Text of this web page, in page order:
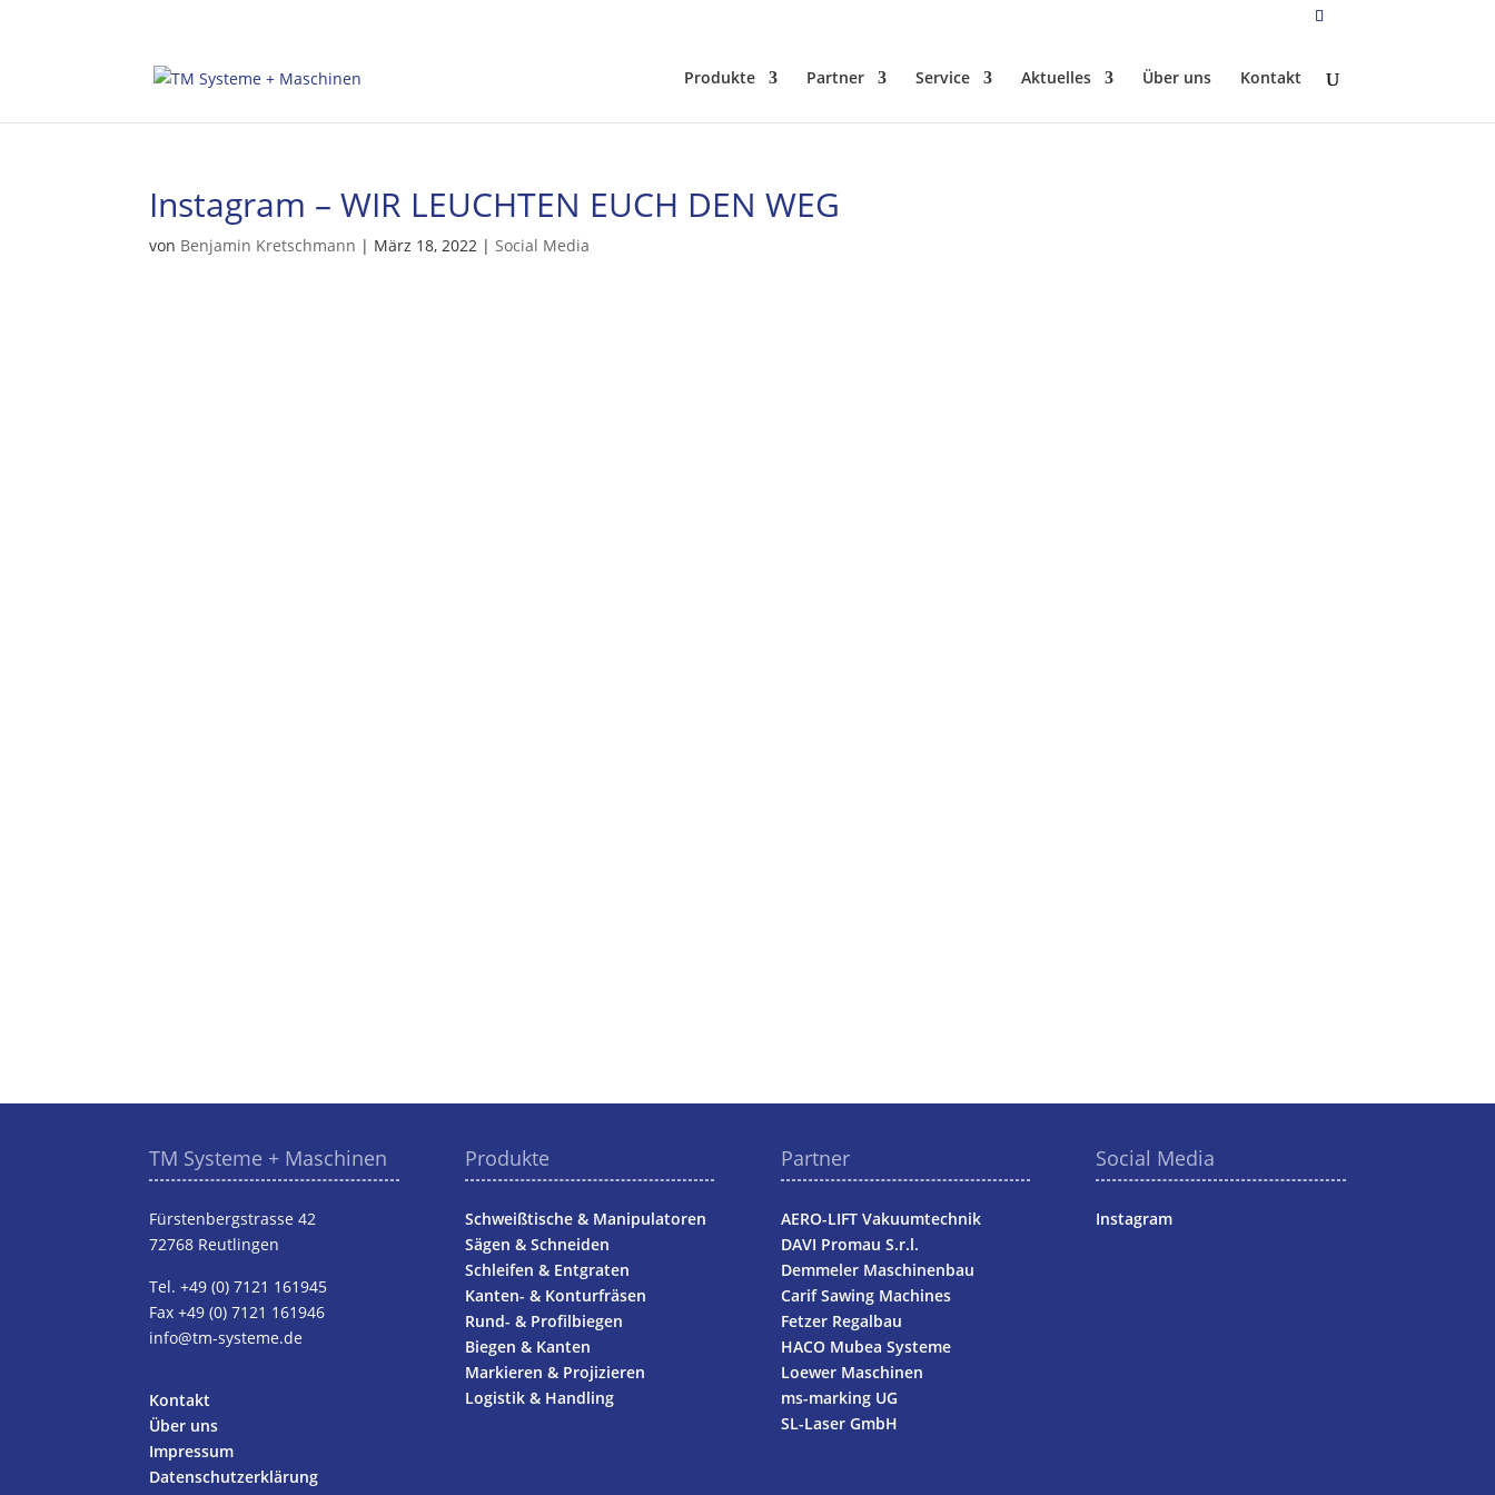
Produkte Partner Service Aktuelles Über uns Kontakt
Instagram – WIR LEUCHTEN EUCH DEN WEG
von Benjamin Kretschmann | März 18, 2022 |Social Media
TM Systeme + Maschinen
Fürstenbergstrasse 42
72768 Reutlingen
Tel.+49 (0) 7121 161945
Fax +49 (0) 7121 161946
info@tm-systeme.de
Kontakt
Über uns
Impressum
Datenschutzerklärung
Produkte
Schweißtische & Manipulatoren
Sägen & Schneiden
Schleifen & Entgraten
Kanten- & Konturfräsen
Rund- & Profilbiegen
Biegen & Kanten
Markieren & Projizieren
Logistik & Handling
Partner
AERO-LIFT Vakuumtechnik
DAVI Promau S.r.l.
Demmeler Maschinenbau
Carif Sawing Machines
Fetzer Regalbau
HACO Mubea Systeme
Loewer Maschinen
ms-marking UG
SL-Laser GmbH
Social Media
Instagram